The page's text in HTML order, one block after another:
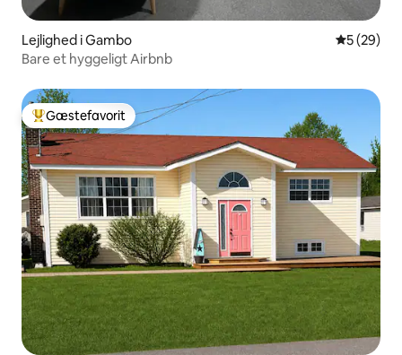
Lejlighed i Gambo 5 ud af 5 i
5 (29)
Bare et hyggeligt Airbnb
Bedste gæstefavorit
Gæstefavorit